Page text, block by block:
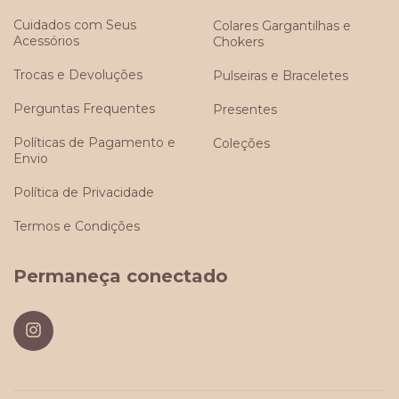
Cuidados com Seus
Acessórios
Trocas e Devoluções
Perguntas Frequentes
Políticas de Pagamento e
Envio
Política de Privacidade
Termos e Condições
Colares Gargantilhas e
Chokers
Pulseiras e Braceletes
Presentes
Coleções
Permaneça conectado